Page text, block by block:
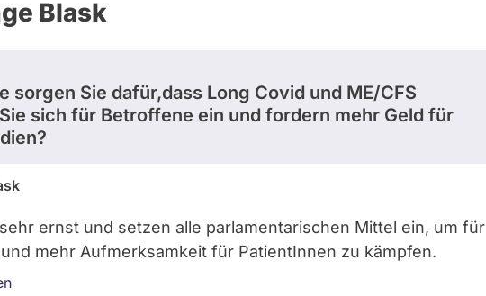
Blask
sorgen Sie dafür,dass Long Covid und ME/CFS
sich für Betroffene ein und fordern mehr Geld für
ernst und setzen alle parlamentarischen Mittel ein, um für
mehr Aufmerksamkeit für PatientInnen zu kämpfen.